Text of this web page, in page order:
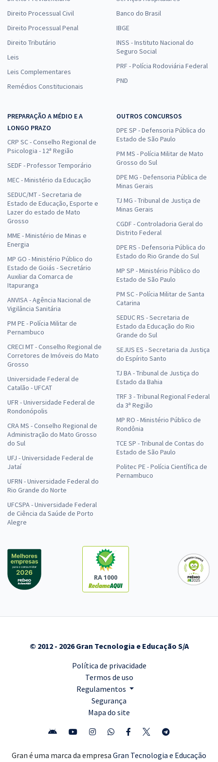
Direito Processual Civil
Direito Processual Penal
Direito Tributário
Leis
Leis Complementares
Remédios Constitucionais
Banco do Brasil
IBGE
INSS - Instituto Nacional do
Seguro Social
PRF - Polícia Rodoviária Federal
PND
PREPARAÇÃO A MÉDIO E A
LONGO PRAZO
CRP SC - Conselho Regional de
Psicologia - 12ª Região
SEDF - Professor Temporário
MEC - Ministério da Educação
SEDUC/MT - Secretaria de
Estado de Educação, Esporte e
Lazer do estado de Mato
Grosso
MME - Ministério de Minas e
Energia
MP GO - Ministério Público do
Estado de Goiás - Secretário
Auxiliar da Comarca de
Itapuranga
ANVISA - Agência Nacional de
Vigilância Sanitária
PM PE - Polícia Militar de
Pernambuco
CRECI MT - Conselho Regional de
Corretores de Imóveis do Mato
Grosso
Universidade Federal de
Catalão - UFCAT
UFR - Universidade Federal de
Rondonópolis
CRA MS - Conselho Regional de
Administração do Mato Grosso
do Sul
UFJ - Universidade Federal de
Jataí
UFRN - Universidade Federal do
Rio Grande do Norte
UFCSPA - Universidade Federal
de Ciência da Saúde de Porto
Alegre
OUTROS CONCURSOS
DPE SP - Defensoria Pública do
Estado de São Paulo
PM MS - Polícia Militar de Mato
Grosso do Sul
DPE MG - Defensoria Pública de
Minas Gerais
TJ MG - Tribunal de Justiça de
Minas Gerais
CGDF - Controladoria Geral do
Distrito Federal
DPE RS - Defensoria Pública do
Estado do Rio Grande do Sul
MP SP - Ministério Público do
Estado de São Paulo
PM SC - Polícia Militar de Santa
Catarina
SEDUC RS - Secretaria de
Estado da Educação do Rio
Grande do Sul
SEJUS ES - Secretaria da Justiça
do Espírito Santo
TJ BA - Tribunal de Justiça do
Estado da Bahia
TRF 3 - Tribunal Regional Federal
da 3ª Região
MP RO - Ministério Público de
Rondônia
TCE SP - Tribunal de Contas do
Estado de São Paulo
Politec PE - Polícia Científica de
Pernambuco
RA 1000
© 2012 - 2026 Gran Tecnologia e Educação S/A
Política de privacidade
Termos de uso
Regulamentos
Segurança
Mapa do site
Gran é uma marca da empresa Gran Tecnologia e Educação